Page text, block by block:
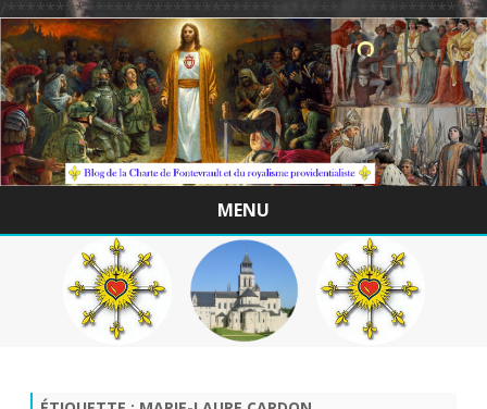
/
MENU
Skip
to
content